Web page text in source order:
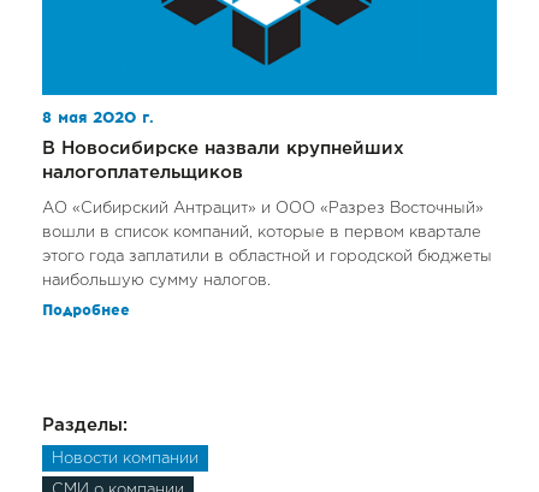
8 мая 2020 г.
В Новосибирске назвали крупнейших
налогоплательщиков
АО «Сибирский Антрацит» и ООО «Разрез Восточный»
вошли в список компаний, которые в первом квартале
этого года заплатили в областной и городской бюджеты
наибольшую сумму налогов.
Подробнее
Разделы:
Новости компании